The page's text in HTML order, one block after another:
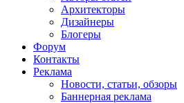
Архитекторы
Дизайнеры
Блогеры
Форум
Контакты
Реклама
Новости, статьи, обзоры
Баннерная реклама